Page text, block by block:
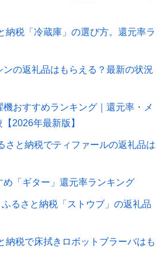
納税「冷蔵庫」の選び方。還元率ラ
の返礼品はもらえる？最新の状況
おすすめランキング｜還元率・メ
2026年最新版】
さと納税でティファールの返礼品は
め「ギター」還元率ランキング
るさと納税「ストウブ」の返礼品
納税で床拭きロボットブラーバはも